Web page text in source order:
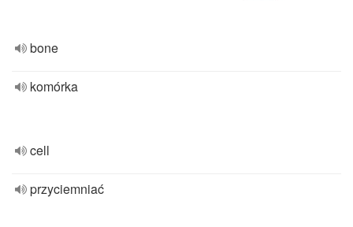
bone
komórka
cell
przyciemniać